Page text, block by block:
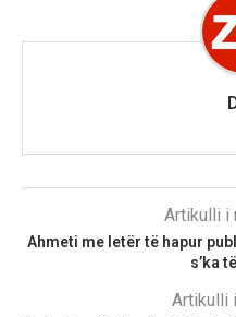
Artikulli i
Ahmeti me letër të hapur
s’ka
Artikulli